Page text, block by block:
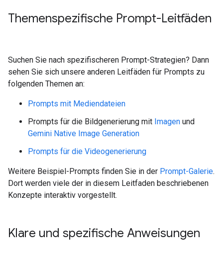
Themenspezifische Prompt-Leitfäden
Suchen Sie nach spezifischeren Prompt-Strategien? Dann
sehen Sie sich unsere anderen Leitfäden für Prompts zu
folgenden Themen an:
Prompts mit Mediendateien
Prompts für die Bildgenerierung mit Imagen und
Gemini Native Image Generation
Prompts für die Videogenerierung
Weitere Beispiel-Prompts finden Sie in der Prompt-Galerie.
Dort werden viele der in diesem Leitfaden beschriebenen
Konzepte interaktiv vorgestellt.
Klare und spezifische Anweisungen